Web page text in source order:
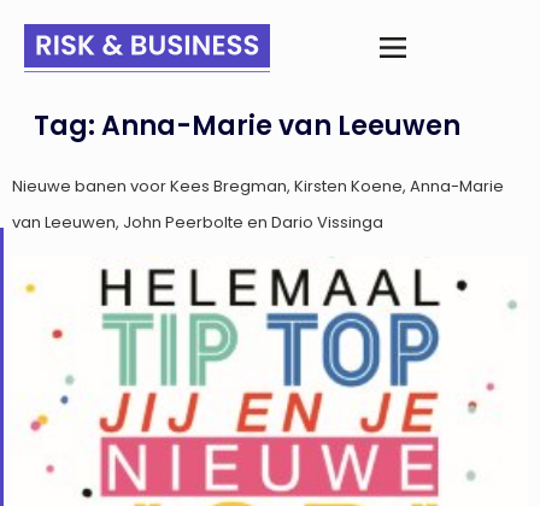
Tag:Anna-Marie van Leeuwen
Nieuwe banen voor Kees Bregman, Kirsten Koene, Anna-Marie
van Leeuwen, John Peerbolte en Dario Vissinga